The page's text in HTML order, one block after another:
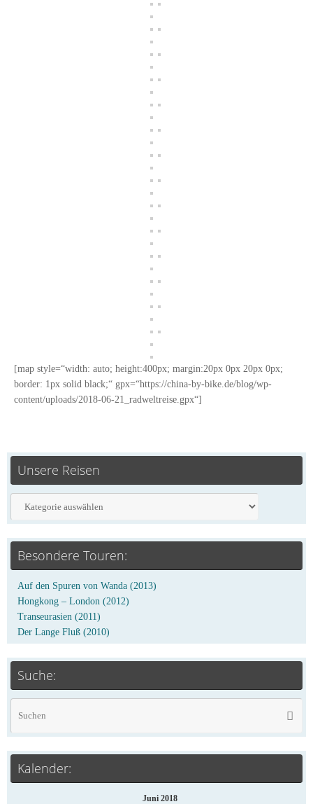
[map style=“width: auto; height:400px; margin:20px 0px 20px 0px;
border: 1px solid black;“ gpx=“https://china-by-bike.de/blog/wp-
content/uploads/2018-06-21_radweltreise.gpx“]
Unsere Reisen
Besondere Touren:
Auf den Spuren von Wanda (2013)
Hongkong – London (2012)
Transeurasien (2011)
Der Lange Fluß (2010)
Suche:
Kalender:
Juni 2018